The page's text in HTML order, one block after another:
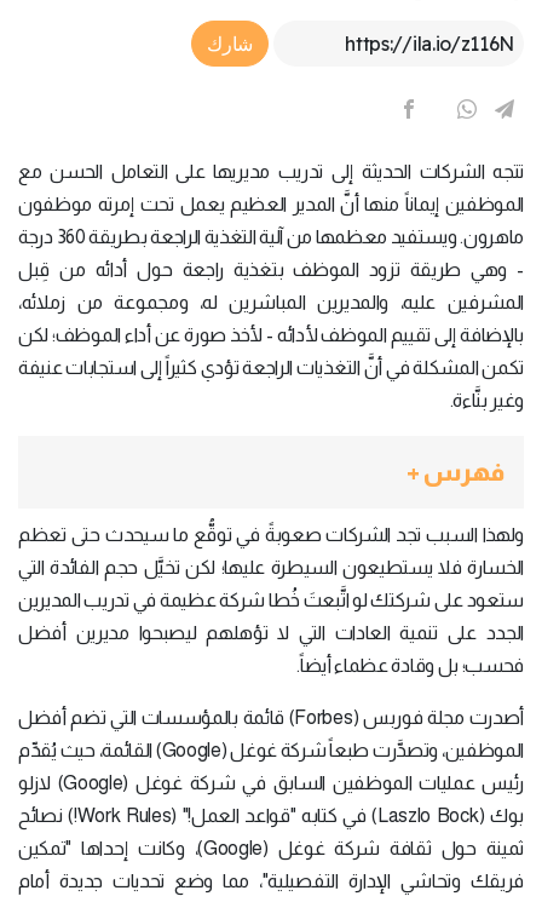
Article Link
شارك
تتجه الشركات الحديثة إلى تدريب مديريها على التعامل الحسن مع
الموظفين إيماناً منها أنَّ المدير العظيم يعمل تحت إمرته موظفون
ماهرون. ويستفيد معظمها من آلية التغذية الراجعة بطريقة 360 درجة
- وهي طريقة تزود الموظف بتغذية راجعة حول أدائه من قِبل
المشرفين عليه، والمديرين المباشرين له، ومجموعة من زملائه،
بالإضافة إلى تقييم الموظف لأدائه - لأخذ صورة عن أداء الموظف؛ لكن
تكمن المشكلة في أنَّ التغذيات الراجعة تؤدي كثيراً إلى استجابات عنيفة
وغير بنَّاءة.
فهرس +
ولهذا السبب تجد الشركات صعوبةً في توقُّع ما سيحدث حتى تعظم
الخسارة فلا يستطيعون السيطرة عليها؛ لكن تخيَّل حجم الفائدة التي
ستعود على شركتك لو اتَّبعتَ خُطا شركة عظيمة في تدريب المديرين
الجدد على تنمية العادات التي لا تؤهلهم ليصبحوا مديرين أفضل
فحسب؛ بل وقادة عظماء أيضاً.
أصدرت مجلة فوربس (Forbes) قائمة بالمؤسسات التي تضم أفضل
الموظفين، وتصدَّرت طبعاً شركة غوغل (Google) القائمة، حيث يُقدِّم
رئيس عمليات الموظفين السابق في شركة غوغل (Google) لازلو
بوك (Laszlo Bock) في كتابه "قواعد العمل!" (Work Rules!) نصائح
ثمينة حول ثقافة شركة غوغل (Google)، وكانت إحداها "تمكين
فريقك وتحاشي الإدارة التفصيلية"، مما وضع تحديات جديدة أمام